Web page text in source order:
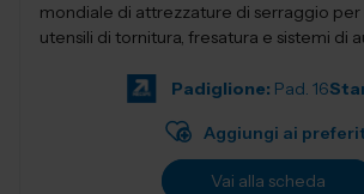
mondiale di attrezzature di serraggio
utensili di tornitura, fresatura e sistemi di
Padiglione: Pad. 16
Aggiungi ai
Vai alla scheda